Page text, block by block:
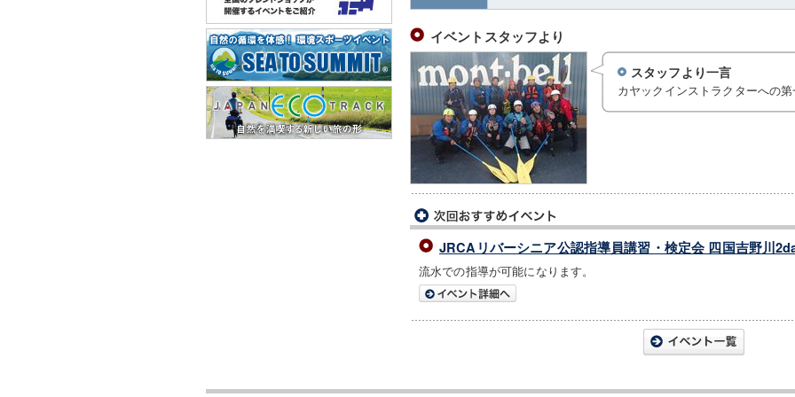
イベントスタッフより
スタッフより一言
カヤックインストラクターへの第
JRCAリバーシニア公認指導員講習・検定会 四国吉野川
流水での指導が可能になります。